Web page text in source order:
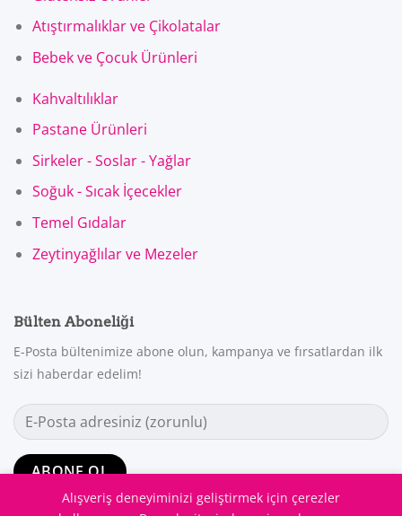
Atıştırmalıklar ve Çikolatalar
Bebek ve Çocuk Ürünleri
Kahvaltılıklar
Pastane Ürünleri
Sirkeler - Soslar - Yağlar
Soğuk - Sıcak İçecekler
Temel Gıdalar
Zeytinyağlılar ve Mezeler
Bülten Aboneliği
E-Posta bültenimize abone olun, kampanya ve fırsatlardan ilk
sizi haberdar edelim!
Alışveriş deneyiminizi geliştirmek için çerezler